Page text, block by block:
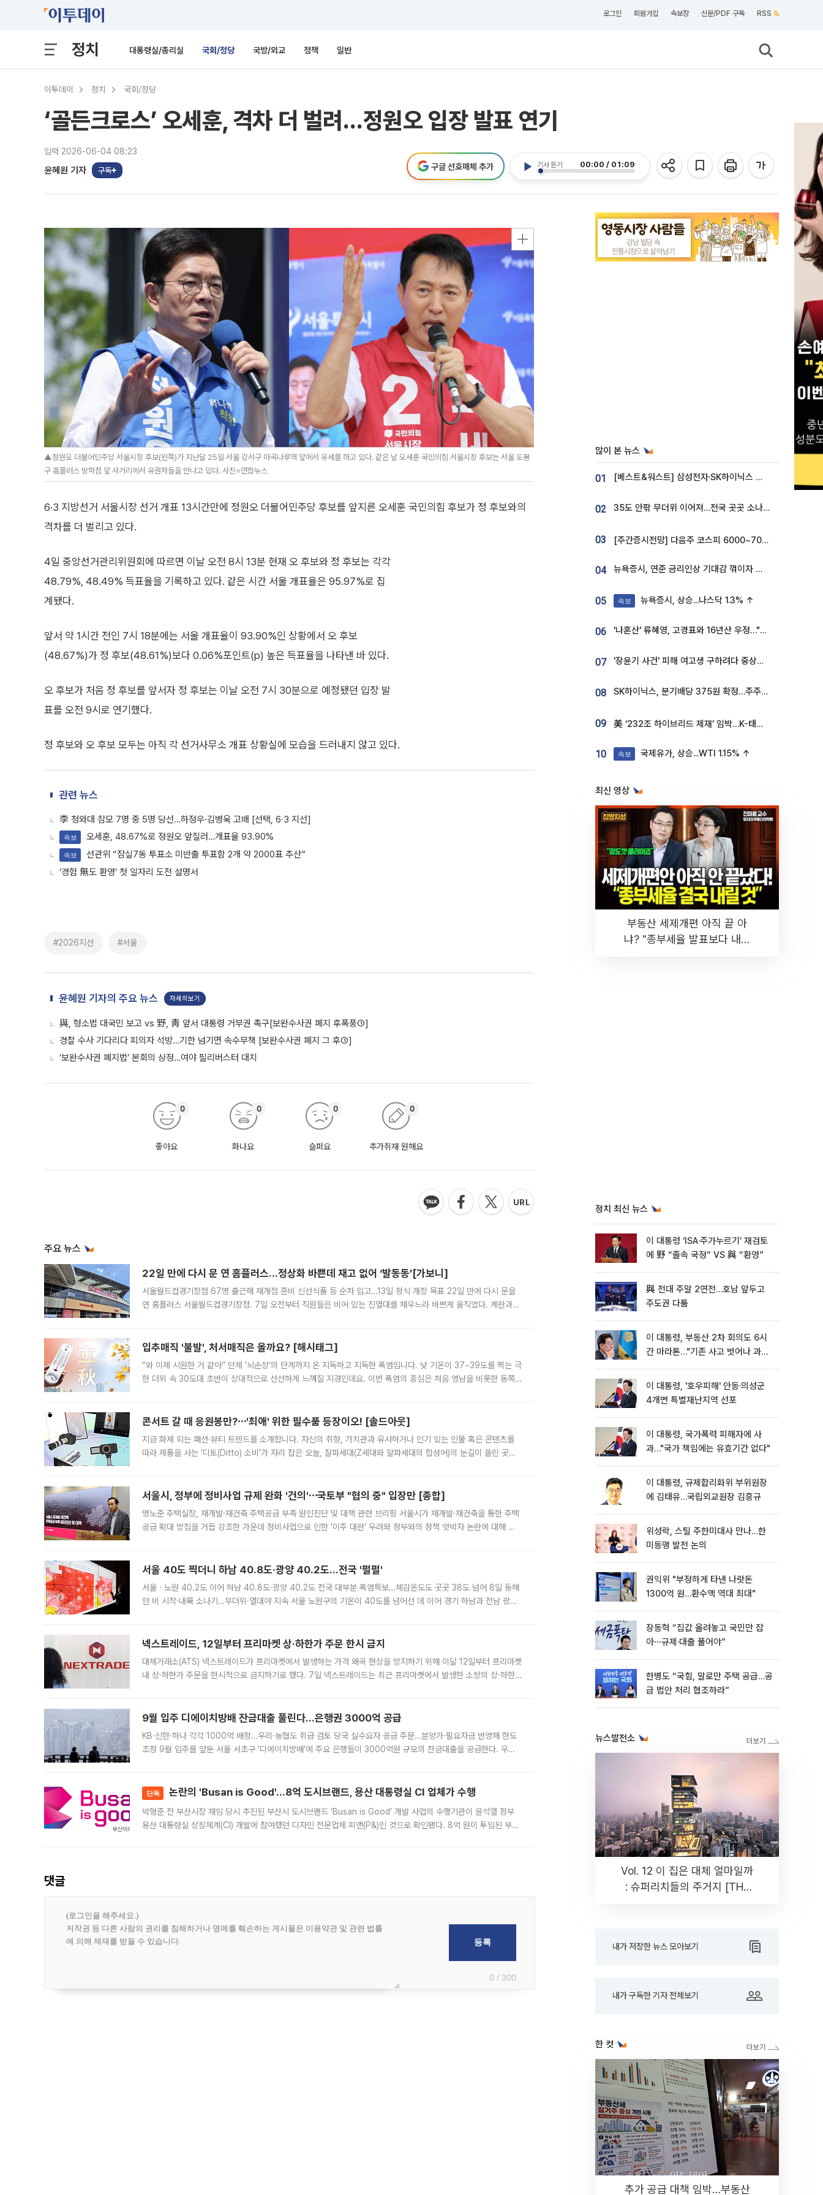
로그인 회원가입 속보창 신문/PDF 구독 RSS
정치 대통령실/총리실 국회/정당 국방/외교 정책 일반
이투데이 정치 국회/정당
‘골든크로스’ 오세훈, 격차 더 벌려…정원오 입장 발표 연기
입력 2026-06-04 08:23
윤혜원 기자 구독
기사 듣기 00:00 / 01:09
구글 선호매체 추가
▲정원오 더불어민주당 서울시장 후보(왼쪽)가 지난달 25일 서울 강서구 마곡나루역 앞에서 유세를 하고 있다. 같은 날 오세훈 국민의힘 서울시장 후보는 서울 도봉
구 홈플러스 방학점 앞 사거리에서 유권자들을 만나고 있다. 사진=연합뉴스
6·3 지방선거 서울시장 선거 개표 13시간만에 정원오 더불어민주당 후보를 앞지른 오세훈 국민의힘 후보가 정 후보와의
격차를 더 벌리고 있다.
4일 중앙선거관리위원회에 따르면 이날 오전 8시 13분 현재 오 후보와 정 후보는 각각
48.79%, 48.49% 득표율을 기록하고 있다. 같은 시간 서울 개표율은 95.97%로 집
계됐다.
앞서 약 1시간 전인 7시 18분에는 서울 개표율이 93.90%인 상황에서 오 후보
(48.67%)가 정 후보(48.61%)보다 0.06%포인트(p) 높은 득표율을 나타낸 바 있다.
오 후보가 처음 정 후보를 앞서자 정 후보는 이날 오전 7시 30분으로 예정됐던 입장 발
표를 오전 9시로 연기했다.
정 후보와 오 후보 모두는 아직 각 선거사무소 개표 상황실에 모습을 드러내지 않고 있다.
관련 뉴스
李 청와대 참모 7명 중 5명 당선…하정우·김병욱 고배 [선택, 6·3 지선]
속보 오세훈, 48.67%로 정원오 앞질러…개표율 93.90%
속보
선관위 “잠실7동 투표소 미반출 투표함 2개 약 2000표 추산”
‘경험 無도 환영’ 첫 일자리 도전 설명서
#2026지선 #서울
윤혜원 기자의 주요 뉴스 자세히보기
與, 형소법 대국민 보고 vs 野, 靑 앞서 대통령 거부권 촉구[보완수사권 폐지 후폭풍①]
경찰 수사 기다리다 피의자 석방…기한 넘기면 속수무책 [보완수사권 폐지 그 후①]
‘보완수사권 폐지법’ 본회의 상정…여야 필리버스터 대치
좋아요
0
화나요
0
슬퍼요
0
추가취재 원해요
0
주요 뉴스
22일 만에 다시 문 연 홈플러스…정상화 바쁜데 재고 없어 ‘발동동’[가보니]
서울월드컵경기장점 67명 출근해 재개점 준비 신선식품 등 순차 입고…13일 정식 개장 목표 22일 만에 다시 문을
연 홈플러스 서울월드컵경기장점. 7일 오전부터 직원들은 비어 있는 진열대를 채우느라 바쁘게 움직였다. 계란과
입추매직 '불발', 처서매직은 올까요? [해시태그]
“와 이제 시원한 거 같아” 단체 ‘뇌손상’의 단계까지 온 지독하고 지독한 폭염입니다. 낮 기온이 37~39도를 찍는 극
한 더위 속 30도대 초반이 상대적으로 선선하게 느껴질 지경인데요. 이번 폭염의 중심은 처음 영남을 비롯한 동쪽
콘서트 갈 때 응원봉만?⋯'최애' 위한 필수품 등장이오! [솔드아웃]
지금 화제 되는 패션·뷰티 트렌드를 소개합니다. 자신의 취향, 가치관과 유사하거나 인기 있는 인물 혹은 콘텐츠를
따라 제품을 사는 '디토(Ditto) 소비'가 자리 잡은 오늘, 잘파세대(Z세대와 알파세대의 합성어)의 눈길이 쏠린 곳은
서울시, 정부에 정비사업 규제 완화 '건의'⋯국토부 "협의 중" 입장만 [종합]
명노준 주택실장, 재개발·재건축 주택공급 부족 원인진단 및 대책 관련 브리핑 서울시가 재개발·재건축을 통한 주택
공급 확대 방침을 거듭 강조한 가운데 정비사업으로 인한 '이주 대란' 우려와 정부와의 정책 엇박자 논란에 대해 정
서울 40도 찍더니 하남 40.8도·광양 40.2도…전국 '펄펄'
서울ㆍ노원 40.2도 이어 하남 40.8도·광양 40.2도 전국 대부분 폭염특보…체감온도도 곳곳 38도 넘어 8일 동해
안 비 시작·내륙 소나기…무더위·열대야 지속 서울 노원구의 기온이 40도를 넘어선 데 이어 경기 하남과 전남 광양
넥스트레이드, 12일부터 프리마켓 상·하한가 주문 한시 금지
대체거래소(ATS) 넥스트레이드가 프리마켓에서 발생하는 가격 왜곡 현상을 방지하기 위해 이달 12일부터 프리마켓
내 상·하한가 주문을 한시적으로 금지하기로 했다. 7일 넥스트레이드는 최근 프리마켓에서 발생한 소량의 상·하한
9월 입주 디에이치방배 잔금대출 풀린다…은행권 3000억 공급
KB·신한·하나 각각 1000억 배정…우리·농협도 취급 검토 당국 실수요자 공급 주문…분양가·필요자금 반영해 한도
조정 9월 입주를 앞둔 서울 서초구 ‘디에이치방배’에 주요 은행들이 3000억원 규모의 잔금대출을 공급한다. 우리
단독 논란의 'Busan is Good'…8억 도시브랜드, 용산 대통령실 CI 업체가 수행
박형준 전 부산시장 재임 당시 추진된 부산시 도시브랜드 ‘Busan is Good’ 개발 사업의 수행기관이 윤석열 정부
용산 대통령실 상징체계(CI) 개발에 참여했던 디자인 전문업체 피앤(P&)인 것으로 확인됐다. 8억 원이 투입된 부산
댓글
0 / 300
많이 본 뉴스
01 [베스트&워스트] 삼성전자·SK하이닉스 밀린 한 주…상상인증권은 85% 급등
02 35도 안팎 무더위 이어져…전국 곳곳 소나기 [오늘 날씨]
03 [주간증시전망] 다음주 코스피 6000~7000⋯“外人 수급은 정책이 변수”
04 뉴욕증시, 연준 금리인상 기대감 꺾이자 상승...S&P500 사상 최고치 [종합]
05 속보 뉴욕증시, 상승...나스닥 1.3% ↑
06 '나혼산' 류혜영, 고경표와 16년산 우정…"자취방서 부모님과 마주쳐"
07 '장윤기 사건' 피해 여고생 구하려다 중상…고교생 의상자 지정
08 SK하이닉스, 분기배당 375원 확정…주주환원책 9월로 앞당겨 발표
09 美 ‘232조 하이브리드 제재’ 임박…K-태양광, 불확실성 털고 날개 다나
10 속보 국제유가, 상승...WTI 1.15% ↑
최신 영상
부동산 세제개편 아직 끝 아
냐? "종부세율 발표보다 내릴
정치 최신 뉴스
이 대통령 ‘ISA·주가누르기’ 재검토
에 野 “졸속 국정” VS 與 “환영”
與 전대 주말 2연전…호남 앞두고
주도권 다툼
이 대통령, 부동산 2차 회의도 6시
간 마라톤…"기존 사고 벗어나 과감
이 대통령, '호우피해' 안동·의성군
4개면 특별재난지역 선포
이 대통령, 국가폭력 피해자에 사
과…"국가 책임에는 유효기간 없다"
이 대통령, 규제합리화위 부위원장
에 김태유…국립외교원장 김흥규
위성락, 스틸 주한미대사 만나…한
미동맹 발전 논의
권익위 "부정하게 타낸 나랏돈
1300억 원…환수액 역대 최대"
장동혁 “집값 올려놓고 국민만 잡
아⋯규제·대출 풀어야”
한병도 “국힘, 말로만 주택 공급…공
급 법안 처리 협조하라”
뉴스발전소
Vol. 12 이 집은 대체 얼마일까
: 슈퍼리치들의 주거지 [THE
내가 저장한 뉴스 모아보기
내가 구독한 기자 전체보기
한 컷
추가 공급 대책 임박…부동산